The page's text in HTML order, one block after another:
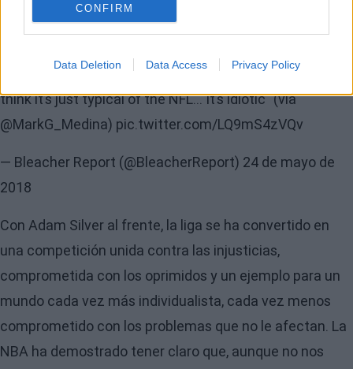
CONFIRM
Data Deletion Data Access Privacy Policy
estar en una liga que entiende que patriotismo es la
libertad de expresión y protestas pacíficas”.
Steve Kerr on the new NFL national anthem policy: “I
think it’s just typical of the NFL... It’s idiotic" (via
@MarkG_Medina) pic.twitter.com/LQ9mS4zVQv
— Bleacher Report (@BleacherReport) 24 de mayo de
2018
Con Adam Silver al frente, la liga se ha convertido en
una competición unida contra las injusticias,
comprometida con los oprimidos y un ejemplo para un
mundo cada vez más individualista, cada vez menos
comprometido con los problemas que no le afectan. La
NBA ha demostrado tener claro que, aunque no nos